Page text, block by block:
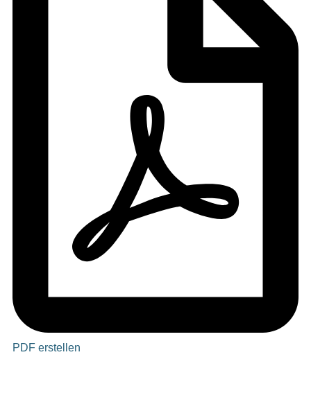
PDF erstellen